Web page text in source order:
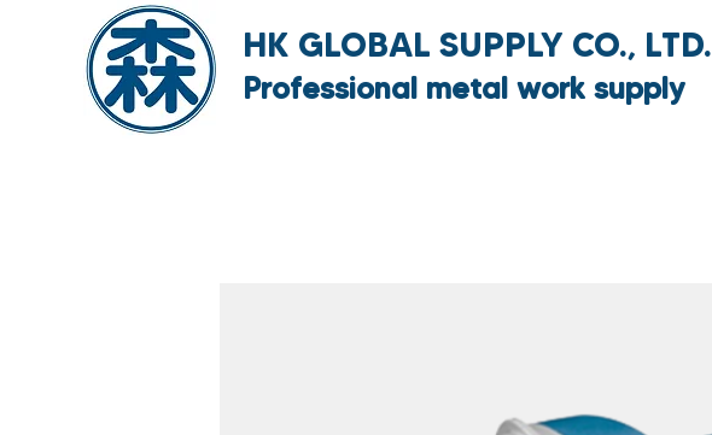
HK GLOBAL SUPPLY CO., LTD.
Professional metal work supply